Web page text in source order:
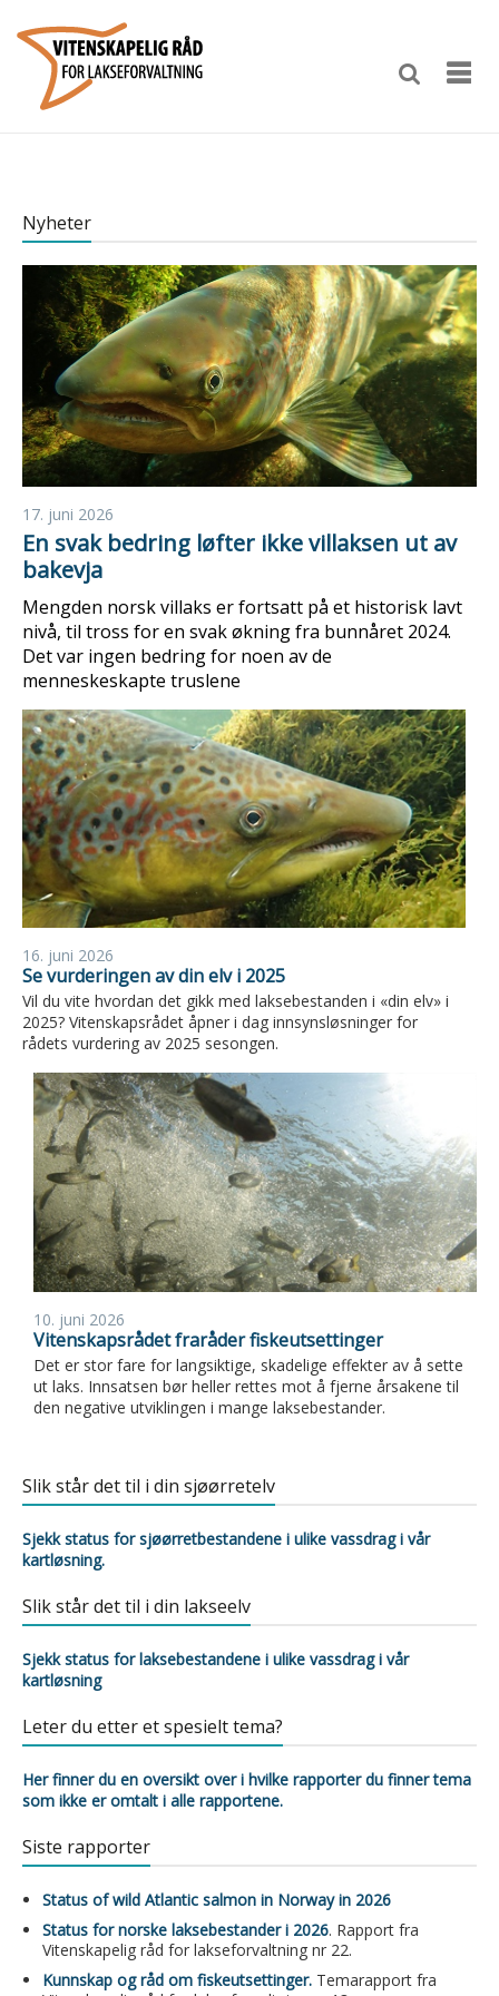
Nyheter
17. juni 2026
En svak bedring løfter ikke villaksen ut av
bakevja
Mengden norsk villaks er fortsatt på et historisk lavt
nivå, til tross for en svak økning fra bunnåret 2024.
Det var ingen bedring for noen av de
menneskeskapte truslene
16. juni 2026
Se vurderingen av din elv i 2025
Vil du vite hvordan det gikk med laksebestanden i «din elv» i
2025? Vitenskapsrådet åpner i dag innsynsløsninger for
rådets vurdering av 2025 sesongen.
10. juni 2026
Vitenskapsrådet fraråder fiskeutsettinger
Det er stor fare for langsiktige, skadelige effekter av å sette
ut laks. Innsatsen bør heller rettes mot å fjerne årsakene til
den negative utviklingen i mange laksebestander.
Slik står det til i din sjøørretelv
Sjekk status for sjøørretbestandene i ulike vassdrag i vår
kartløsning.
Slik står det til i din lakseelv
Sjekk status for laksebestandene i ulike vassdrag i vår
kartløsning
Leter du etter et spesielt tema?
Her finner du en oversikt over i hvilke rapporter du finner tema
som ikke er omtalt i alle rapportene.
Siste rapporter
Status of wild Atlantic salmon in Norway in 2026
Status for norske laksebestander i 2026. Rapport fra
Vitenskapelig råd for lakseforvaltning nr 22.
Kunnskap og råd om fiskeutsettinger. Temarapport fra